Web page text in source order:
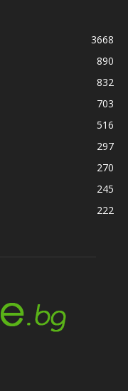
3668
890
832
703
516
297
270
245
222